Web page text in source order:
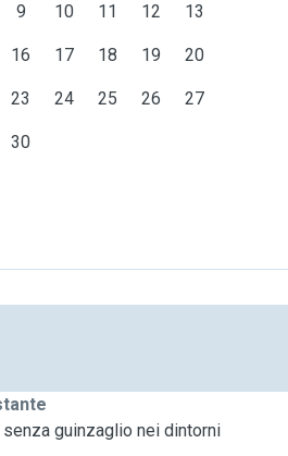
9 10 11 12 13
16 17 18 19 20
23 24 25 26 27
30
senza guinzaglio nei dintorni